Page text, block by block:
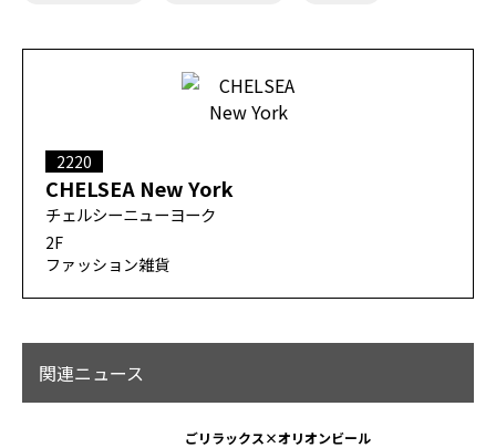
2220
CHELSEA New York
チェルシーニューヨーク
2F
ファッション雑貨
関連ニュース
ごリラックス×オリオンビール